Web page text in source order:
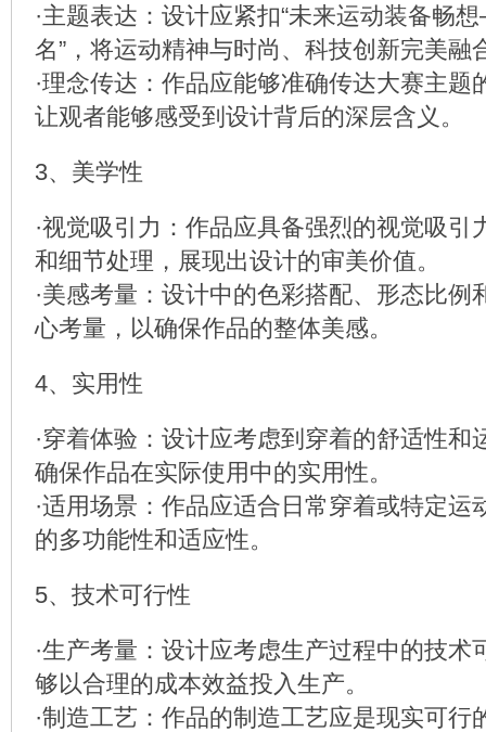
·主题表达：设计应紧扣“未来运动装备畅
名”，将运动精神与时尚、科技创新完美融
·理念传达：作品应能够准确传达大赛主题
让观者能够感受到设计背后的深层含义。
3、美学性
·视觉吸引力：作品应具备强烈的视觉吸引
和细节处理，展现出设计的审美价值。
·美感考量：设计中的色彩搭配、形态比例
心考量，以确保作品的整体美感。
4、实用性
·穿着体验：设计应考虑到穿着的舒适性和
确保作品在实际使用中的实用性。
·适用场景：作品应适合日常穿着或特定运
的多功能性和适应性。
5、技术可行性
·生产考量：设计应考虑生产过程中的技术
够以合理的成本效益投入生产。
·制造工艺：作品的制造工艺应是现实可行